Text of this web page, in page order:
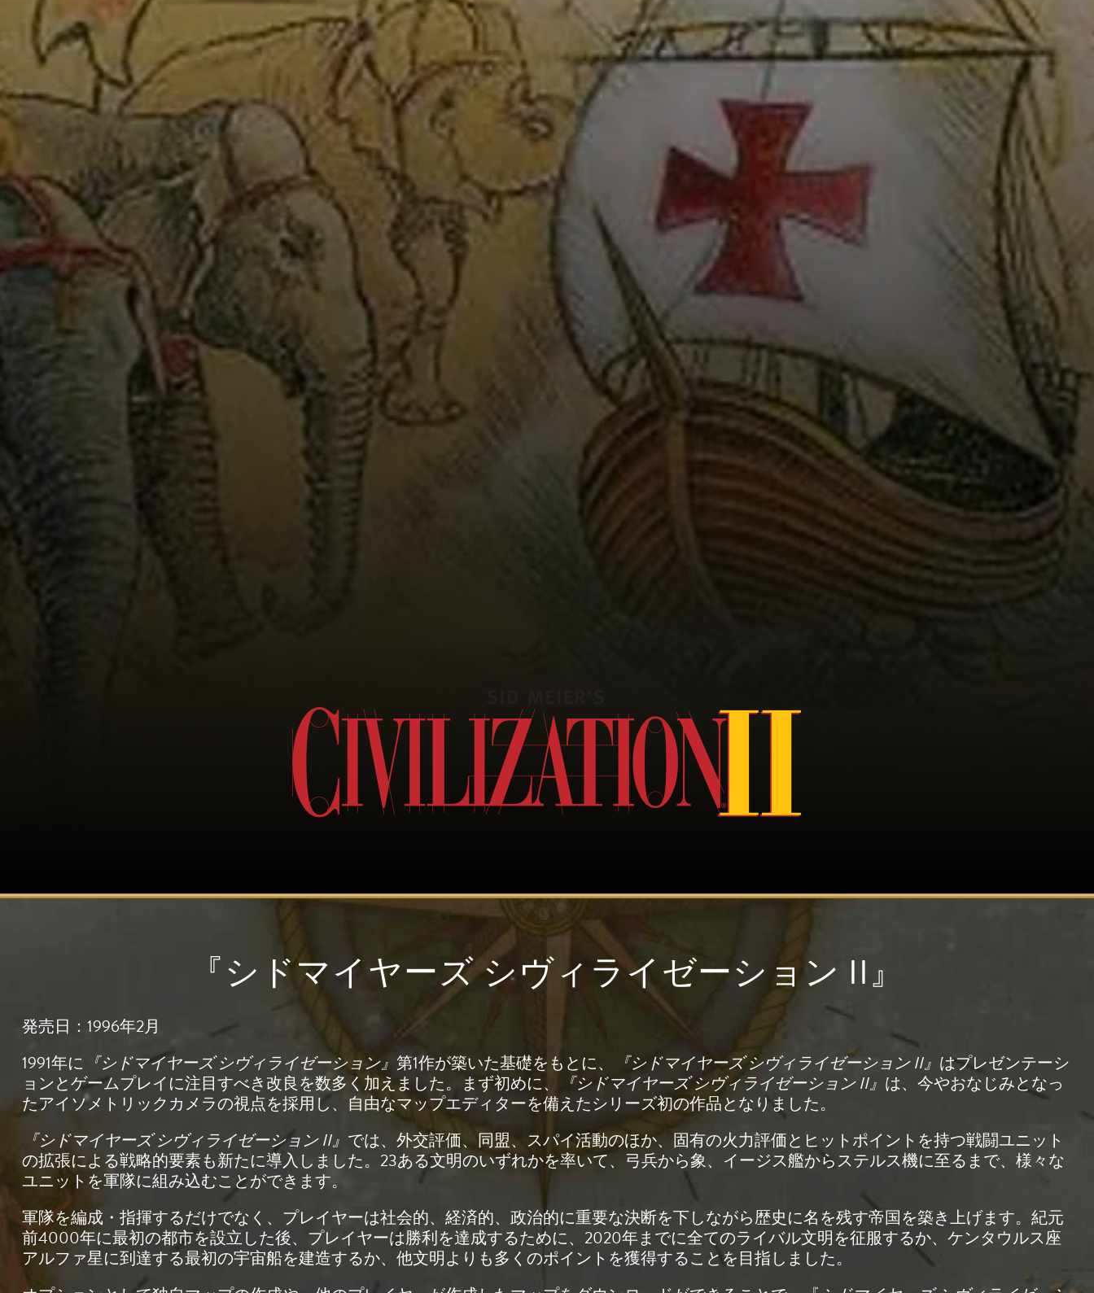
『シドマイヤーズ シヴィライゼーション II』
発売日：1996年2月
1991年に 『シドマイヤーズ シヴィライゼーション』 第1作が築いた基礎をもとに、 『シドマイヤーズ シヴィライゼーション II』 はプレゼンテーシ
ョンとゲームプレイに注目すべき改良を数多く加えました。まず初めに、
『シドマイヤーズ シヴィライゼーション II』 は、今やおなじみとなっ
たアイソメトリックカメラの視点を採用し、自由なマップエディターを備えたシリーズ初の作品となりました。
『シドマイヤーズ シヴィライゼーション II』 では、外交評価、同盟、スパイ活動のほか、固有の火力評価とヒットポイントを持つ戦闘ユニット
の拡張による戦略的要素も新たに導入しました。23ある文明のいずれかを率いて、弓兵から象、イージス艦からステルス機に至るまで、様々な
ユニットを軍隊に組み込むことができます。
軍隊を編成・指揮するだけでなく、プレイヤーは社会的、経済的、政治的に重要な決断を下しながら歴史に名を残す帝国を築き上げます。紀元
前4000年に最初の都市を設立した後、プレイヤーは勝利を達成するために、2020年までに全てのライバル文明を征服するか、ケンタウルス座
アルファ星に到達する最初の宇宙船を建造するか、他文明よりも多くのポイントを獲得することを目指しました。